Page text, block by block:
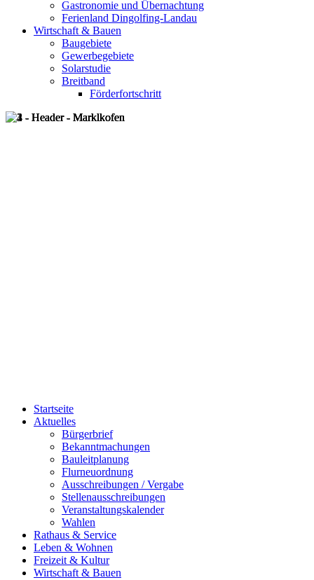
Gastronomie und Übernachtung
Ferienland Dingolfing-Landau
Wirtschaft & Bauen
Baugebiete
Gewerbegebiete
Solarstudie
Breitband
Förderfortschritt
Startseite
Aktuelles
Bürgerbrief
Bekanntmachungen
Bauleitplanung
Flurneuordnung
Ausschreibungen / Vergabe
Stellenausschreibungen
Veranstaltungskalender
Wahlen
Rathaus & Service
Leben & Wohnen
Freizeit & Kultur
Wirtschaft & Bauen